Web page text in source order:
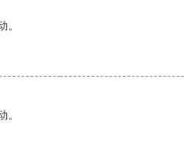
。
。